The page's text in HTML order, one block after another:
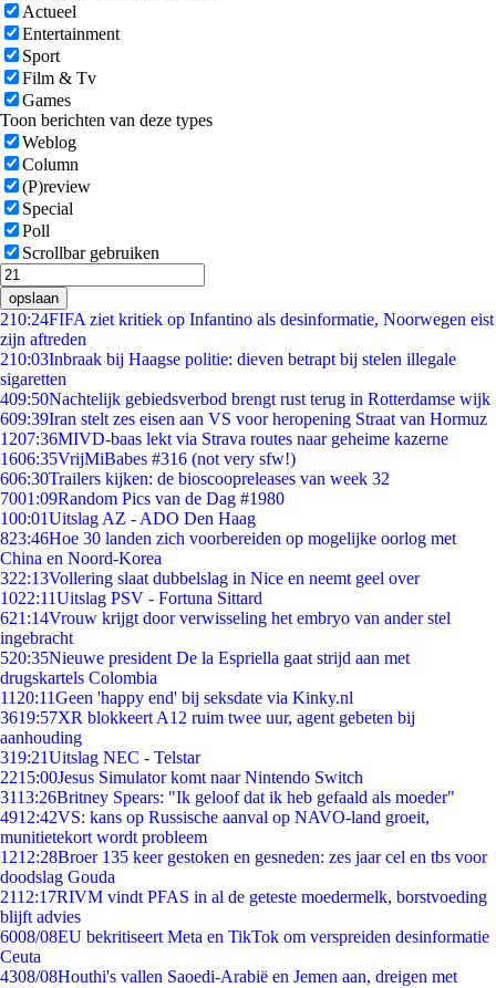
Actueel
Entertainment
Sport
Film & Tv
Games
Toon berichten van deze types
Weblog
Column
(P)review
Special
Poll
Scrollbar gebruiken
opslaan
210:24FIFA ziet kritiek op Infantino als desinformatie, Noorwegen eist
zijn aftreden
210:03Inbraak bij Haagse politie: dieven betrapt bij stelen illegale
sigaretten
409:50Nachtelijk gebiedsverbod brengt rust terug in Rotterdamse wijk
609:39Iran stelt zes eisen aan VS voor heropening Straat van Hormuz
1207:36MIVD-baas lekt via Strava routes naar geheime kazerne
1606:35VrijMiBabes #316 (not very sfw!)
606:30Trailers kijken: de bioscoopreleases van week 32
7001:09Random Pics van de Dag #1980
100:01Uitslag AZ - ADO Den Haag
823:46Hoe 30 landen zich voorbereiden op mogelijke oorlog met
China en Noord-Korea
322:13Vollering slaat dubbelslag in Nice en neemt geel over
1022:11Uitslag PSV - Fortuna Sittard
621:14Vrouw krijgt door verwisseling het embryo van ander stel
ingebracht
520:35Nieuwe president De la Espriella gaat strijd aan met
drugskartels Colombia
11 20:11Geen 'happy end' bij seksdate via Kinky.nl
3619:57XR blokkeert A12 ruim twee uur, agent gebeten bij
aanhouding
319:21Uitslag NEC - Telstar
2215:00Jesus Simulator komt naar Nintendo Switch
3113:26Britney Spears: "Ik geloof dat ik heb gefaald als moeder"
4912:42VS: kans op Russische aanval op NAVO-land groeit,
munitietekort wordt probleem
1212:28Broer 135 keer gestoken en gesneden: zes jaar cel en tbs voor
doodslag Gouda
2112:17RIVM vindt PFAS in al de geteste moedermelk, borstvoeding
blijft advies
6008/08EU bekritiseert Meta en TikTok om verspreiden desinformatie
Ceuta
4308/08Houthi's vallen Saoedi-Arabië en Jemen aan, dreigen met